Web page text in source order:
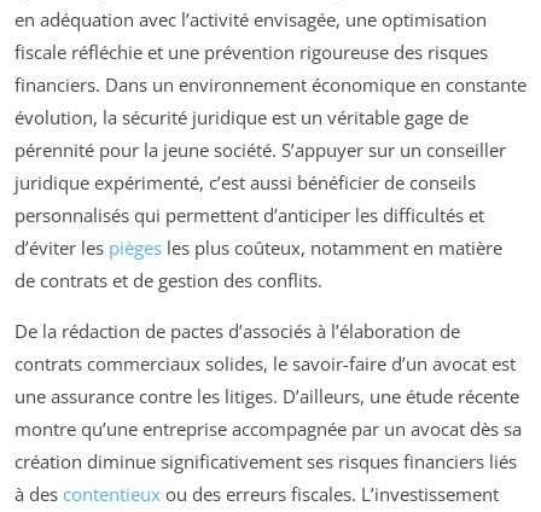
en adéquation avec l’activité envisagée, une optimisation
fiscale réfléchie et une prévention rigoureuse des risques
financiers. Dans un environnement économique en constante
évolution, la sécurité juridique est un véritable gage de
pérennité pour la jeune société. S’appuyer sur un conseiller
juridique expérimenté, c’est aussi bénéficier de conseils
personnalisés qui permettent d’anticiper les difficultés et
d’éviter les pièges les plus coûteux, notamment en matière
de contrats et de gestion des conflits.
De la rédaction de pactes d’associés à l’élaboration de
contrats commerciaux solides, le savoir-faire d’un avocat est
une assurance contre les litiges. D’ailleurs, une étude récente
montre qu’une entreprise accompagnée par un avocat dès sa
création diminue significativement ses risques financiers liés
à des contentieux ou des erreurs fiscales. L’investissement